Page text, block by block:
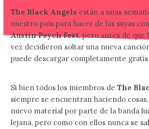
The Black Angels están a unas
nuestro país para hacer de las suyas
Austin Psych Fest, pero antes de que
vez decidieron soltar una nueva
puede descargar completamente gratis.
Si bien todos los miembros de The
siempre se encuentran haciendo
nuevo material por parte de la banda
lejana, pero como con ellos nunca se